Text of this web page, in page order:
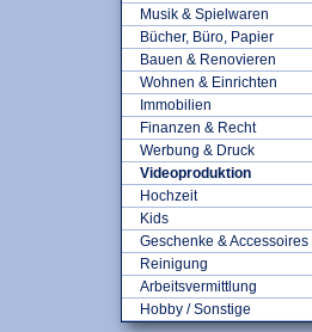
Musik & Spielwaren
Bücher, Büro, Papier
Bauen & Renovieren
Wohnen & Einrichten
Immobilien
Finanzen & Recht
Werbung & Druck
Videoproduktion
Hochzeit
Kids
Geschenke & Accessoires
Reinigung
Arbeitsvermittlung
Hobby / Sonstige